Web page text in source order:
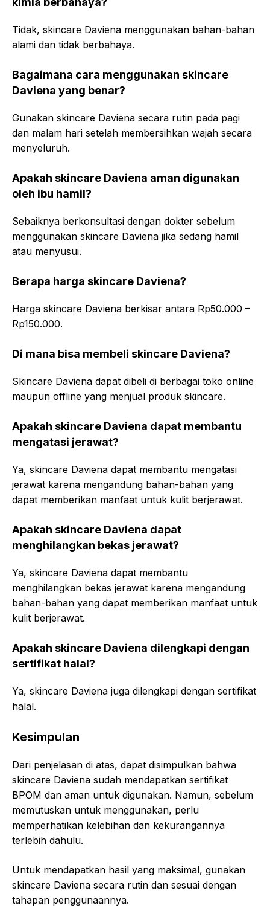
Tidak, skincare Daviena menggunakan bahan-bahan
alami dan tidak berbahaya.
Bagaimana cara menggunakan skincare
Daviena yang benar?
Gunakan skincare Daviena secara rutin pada pagi
dan malam hari setelah membersihkan wajah secara
menyeluruh.
Apakah skincare Daviena aman digunakan
oleh ibu hamil?
Sebaiknya berkonsultasi dengan dokter sebelum
menggunakan skincare Daviena jika sedang hamil
atau menyusui.
Berapa harga skincare Daviena?
Harga skincare Daviena berkisar antara Rp50.000 –
Rp150.000.
Di mana bisa membeli skincare Daviena?
Skincare Daviena dapat dibeli di berbagai toko online
maupun offline yang menjual produk skincare.
Apakah skincare Daviena dapat membantu
mengatasi jerawat?
Ya, skincare Daviena dapat membantu mengatasi
jerawat karena mengandung bahan-bahan yang
dapat memberikan manfaat untuk kulit berjerawat.
Apakah skincare Daviena dapat
menghilangkan bekas jerawat?
Ya, skincare Daviena dapat membantu
menghilangkan bekas jerawat karena mengandung
bahan-bahan yang dapat memberikan manfaat untuk
kulit berjerawat.
Apakah skincare Daviena dilengkapi dengan
sertifikat halal?
Ya, skincare Daviena juga dilengkapi dengan sertifikat
halal.
Kesimpulan
Dari penjelasan di atas, dapat disimpulkan bahwa
skincare Daviena sudah mendapatkan sertifikat
BPOM dan aman untuk digunakan. Namun, sebelum
memutuskan untuk menggunakan, perlu
memperhatikan kelebihan dan kekurangannya
terlebih dahulu.
Untuk mendapatkan hasil yang maksimal, gunakan
skincare Daviena secara rutin dan sesuai dengan
tahapan penggunaannya.